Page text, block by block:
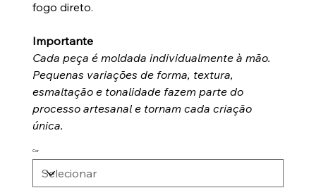
fogo direto.
Importante
Cada peça é moldada individualmente à mão.
Pequenas variações de forma, textura,
esmaltação e tonalidade fazem parte do
processo artesanal e tornam cada criação
única.
Cor